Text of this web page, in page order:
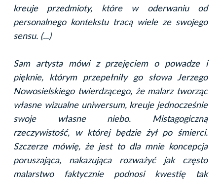
kreuje przedmioty, które w oderwaniu od
personalnego kontekstu tracą wiele ze swojego
sensu. (...)
Sam artysta mówi z przejęciem o powadze i
pięknie, którym przepełniły go słowa Jerzego
Nowosielskiego twierdzącego, że malarz tworząc
własne wizualne uniwersum, kreuje jednocześnie
swoje własne niebo. Mistagogiczną
rzeczywistość, w której będzie żył po śmierci.
Szczerze mówię, że jest to dla mnie koncepcja
poruszająca, nakazująca rozważyć jak często
malarstwo faktycznie podnosi kwestię tak